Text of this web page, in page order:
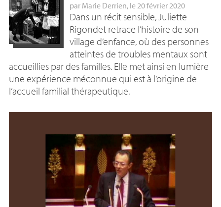
par Marie Derrien, le 20 février 2020
Dans un récit sensible, Juliette
Rigondet retrace l’histoire de son
village d’enfance, où des personnes
atteintes de troubles mentaux sont
accueillies par des familles. Elle met ainsi en lumière
une expérience méconnue qui est à l’origine de
l’accueil familial thérapeutique.